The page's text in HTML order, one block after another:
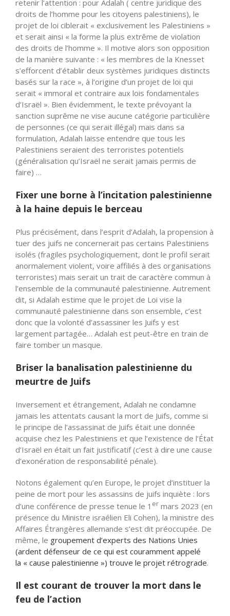
retenir l’attention : pour Adalah ( centre juridique des
droits de l’homme pour les citoyens palestiniens), le
projet de loi ciblerait « exclusivement les Palestiniens »
et serait ainsi « la forme la plus extrême de violation
des droits de l’homme ». Il motive alors son opposition
de la manière suivante : « les membres de la Knesset
s’efforcent d’établir deux systèmes juridiques distincts
basés sur la race », à l’origine d’un projet de loi qui
serait « immoral et contraire aux lois fondamentales
d’Israël ». Bien évidemment, le texte prévoyant la
sanction suprême ne vise aucune catégorie particulière
de personnes (ce qui serait illégal) mais dans sa
formulation, Adalah laisse entendre que tous les
Palestiniens seraient des terroristes potentiels
(généralisation qu’Israël ne serait jamais permis de
faire) …
Fixer une borne à l’incitation palestinienne
à la haine depuis le berceau
Plus précisément, dans l’esprit d’Adalah, la propension à
tuer des juifs ne concernerait pas certains Palestiniens
isolés (fragiles psychologiquement, dont le profil serait
anormalement violent, voire affiliés à des organisations
terroristes) mais serait un trait de caractère commun à
l’ensemble de la communauté palestinienne. Autrement
dit, si Adalah estime que le projet de Loi vise la
communauté palestinienne dans son ensemble, c’est
donc que la volonté d’assassiner les Juifs y est
largement partagée… Adalah est peut-être en train de
faire tomber un masque.
Briser la banalisation palestinienne du
meurtre de Juifs
Inversement et étrangement, Adalah ne condamne
jamais les attentats causant la mort de Juifs, comme si
le principe de l’assassinat de Juifs était une donnée
acquise chez les Palestiniens et que l’existence de l’État
d’Israël en était un fait justificatif (c’est à dire une cause
d’exonération de responsabilité pénale).
Notons également qu’en Europe, le projet d’instituer la
peine de mort pour les assassins de juifs inquiète : lors
d’une conférence de presse tenue le 1 er mars 2023 (en
présence du Ministre israélien Eli Cohen), la ministre des
Affaires Étrangères allemande s’est dit préoccupée. De
même, le groupement d’experts des Nations Unies
(ardent défenseur de ce qui est couramment appelé
la « cause palestinienne ») trouve le projet rétrograde.
Il est courant de trouver la mort dans le
feu de l’action